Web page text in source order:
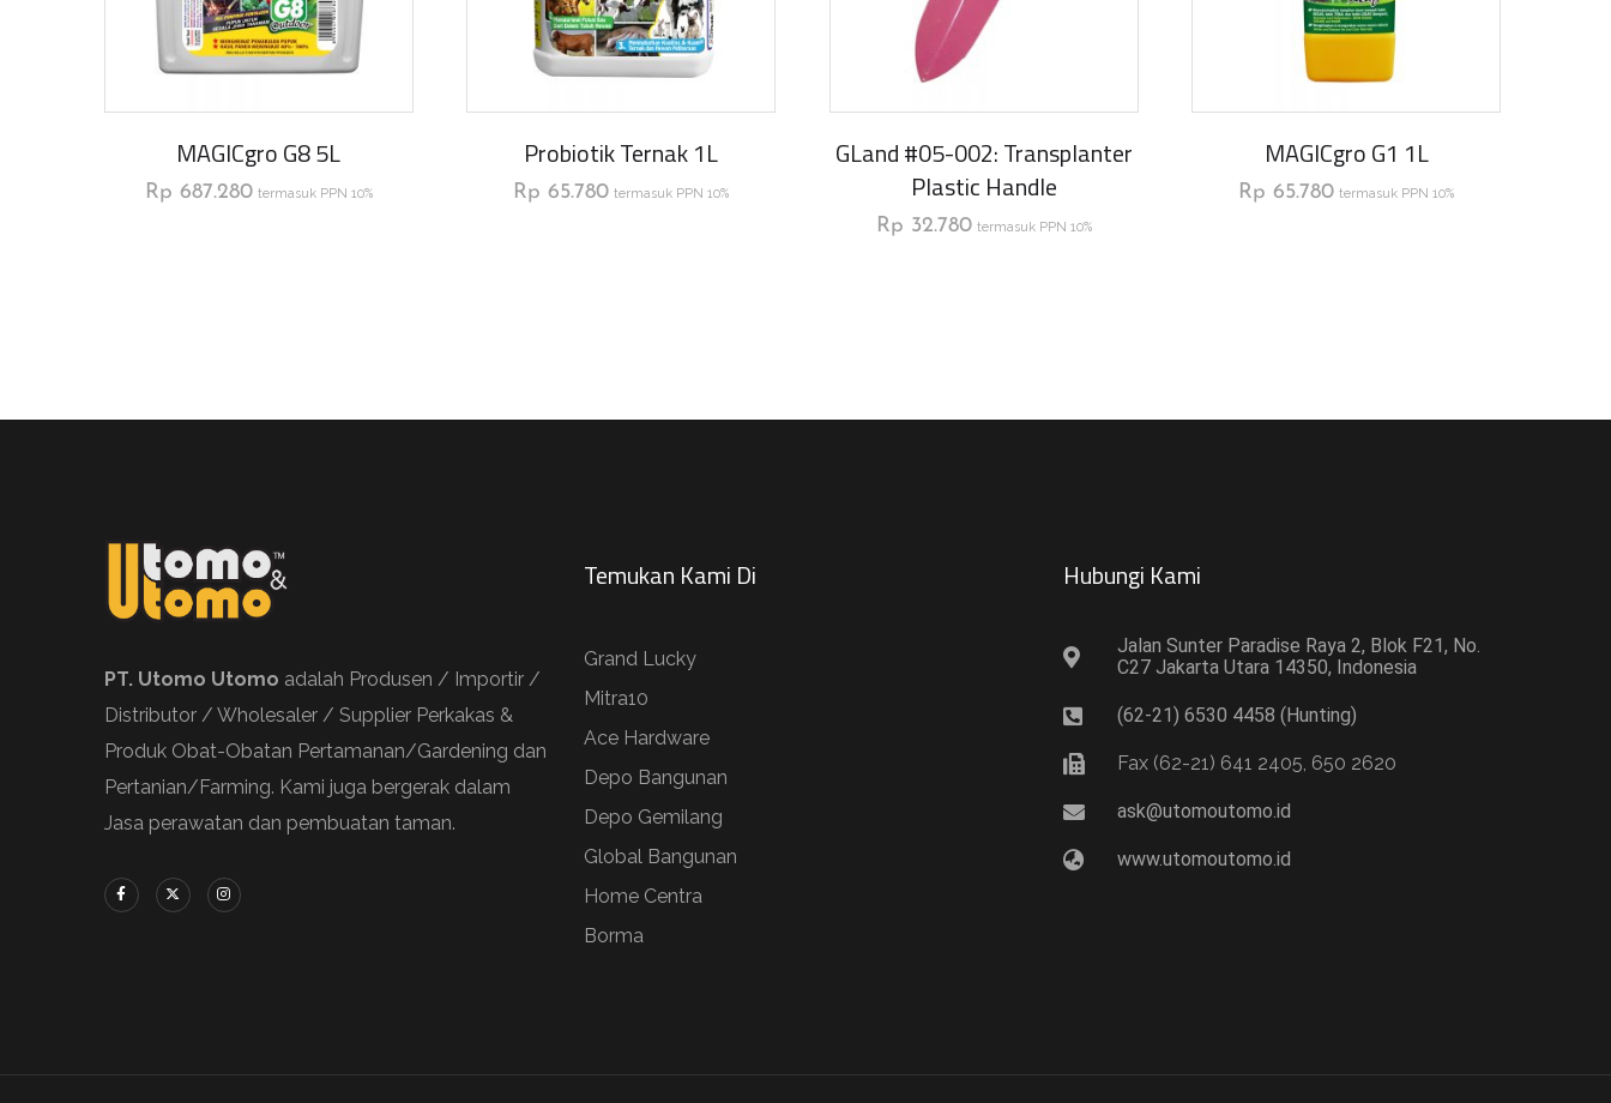
MAGICgro G8 5L
Rp 687.280 termasuk PPN 10%
Probiotik Ternak 1L
Rp 65.780 termasuk PPN 10%
GLand #05-002: Transplanter
Plastic Handle
Rp 32.780 termasuk PPN 10%
MAGICgro G1 1L
Rp 65.780 termasuk PPN 10%
PT. Utomo Utomo adalah Produsen / Importir /
Distributor / Wholesaler / Supplier Perkakas &
Produk Obat-Obatan Pertamanan/Gardening dan
Pertanian/Farming. Kami juga bergerak dalam
Jasa perawatan dan pembuatan taman.
Temukan Kami Di
Grand Lucky
Mitra10
Ace Hardware
Depo Bangunan
Depo Gemilang
Global Bangunan
Home Centra
Borma
Hubungi Kami​
Jalan Sunter Paradise Raya 2, Blok F21, No.
C27 Jakarta Utara 14350, Indonesia
(62-21) 6530 4458 (Hunting)
Fax (62-21) 641 2405, 650 2620
ask@utomoutomo.id
www.utomoutomo.id